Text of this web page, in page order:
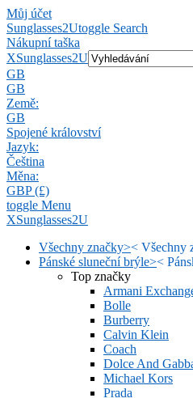
Můj účet
Sunglasses2Utoggle Search
Nákupní taška
XSunglasses2U
GB
GB
Země:
GB
Spojené království
Jazyk:
Čeština
Měna:
GBP (£)
toggle Menu
XSunglasses2U
Všechny značky>< Všechny
Pánské sluneční brýle><
Top značky
Armani
Bolle
Burberry
Calvin Klein
Coach
Dolce And
Michael Kors
Prada